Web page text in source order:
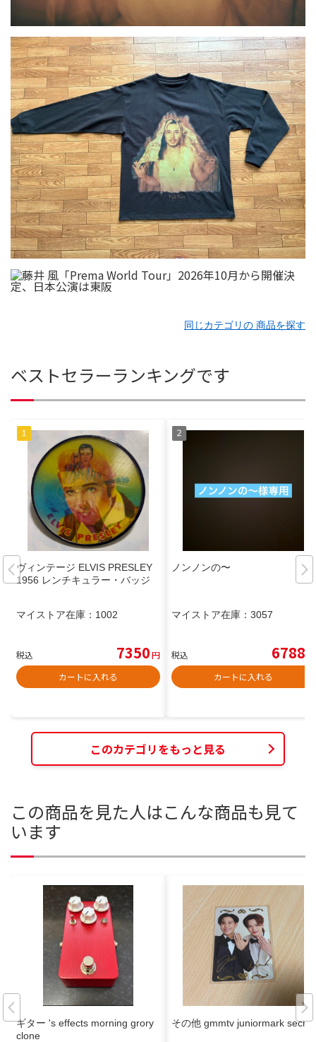
同じカテゴリの 商品を探す
ベストセラーランキングです
ヴィンテージ ELVIS PRESLEY
1956 レンチキュラー・バッジ
マイストア在庫： 1002
税込 7350円
カートに入れる
ノンノンの〜
マイストア在庫： 3057
税込 6788
カートに入れる
このカテゴリをもっと見る
この商品を見た人はこんな商品も見て
います
ギター 's effects morning grory
clone
その他 gmmtv juniormark secret